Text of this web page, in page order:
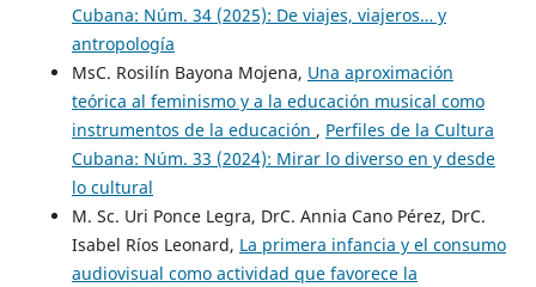
Cubana: Núm. 34 (2025): De viajes, viajeros… y
antropología
MsC. Rosilín Bayona Mojena, Una aproximación
teórica al feminismo y a la educación musical como
instrumentos de la educación , Perfiles de la Cultura
Cubana: Núm. 33 (2024): Mirar lo diverso en y desde
lo cultural
M. Sc. Uri Ponce Legra, DrC. Annia Cano Pérez, DrC.
Isabel Ríos Leonard, La primera infancia y el consumo
audiovisual como actividad que favorece la